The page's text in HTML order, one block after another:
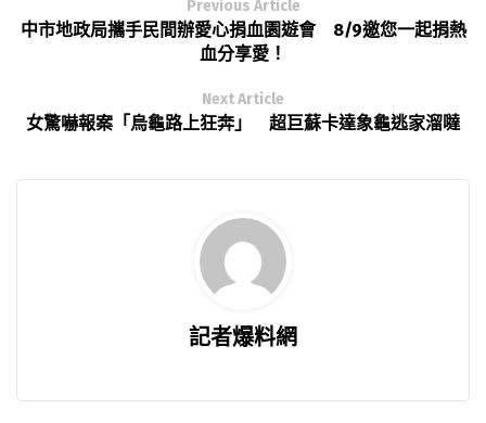
Previous Article
中市地政局攜手民間辦愛心捐血園遊會 8/9邀您一起捐熱
血分享愛！
Next Article
女驚嚇報案「烏龜路上狂奔」 超巨蘇卡達象龜逃家溜噠
記者爆料網